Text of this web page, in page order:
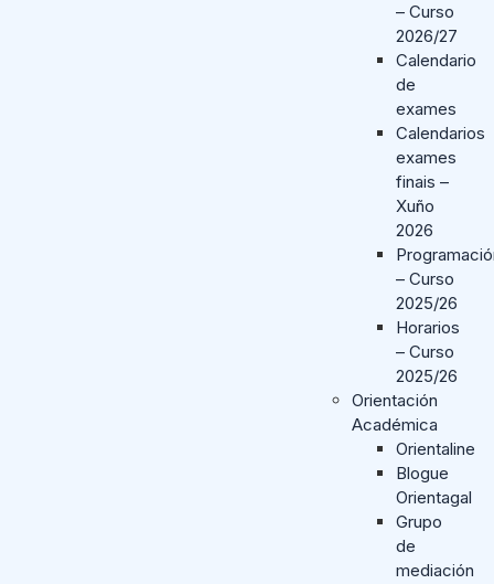
– Curso
2026/27
Calendario
de
exames
Calendarios
exames
finais –
Xuño
2026
– Curso
2025/26
Horarios
– Curso
2025/26
Orientación
Académica
Orientaline
Blogue
Orientagal
Grupo
de
mediación